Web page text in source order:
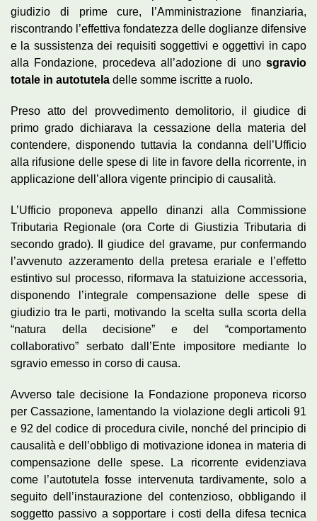
giudizio di prime cure, l’Amministrazione finanziaria,
riscontrando l’effettiva fondatezza delle doglianze difensive
e la sussistenza dei requisiti soggettivi e oggettivi in capo
alla Fondazione, procedeva all’adozione di uno sgravio
totale in autotutela delle somme iscritte a ruolo.
Preso atto del provvedimento demolitorio, il giudice di
primo grado dichiarava la cessazione della materia del
contendere, disponendo tuttavia la condanna dell’Ufficio
alla rifusione delle spese di lite in favore della ricorrente, in
applicazione dell’allora vigente principio di causalità.
L’Ufficio proponeva appello dinanzi alla Commissione
Tributaria Regionale (ora Corte di Giustizia Tributaria di
secondo grado). Il giudice del gravame, pur confermando
l’avvenuto azzeramento della pretesa erariale e l’effetto
estintivo sul processo, riformava la statuizione accessoria,
disponendo l’integrale compensazione delle spese di
giudizio tra le parti, motivando la scelta sulla scorta della
“natura della decisione” e del “comportamento
collaborativo” serbato dall’Ente impositore mediante lo
sgravio emesso in corso di causa.
Avverso tale decisione la Fondazione proponeva ricorso
per Cassazione, lamentando la violazione degli articoli 91
e 92 del codice di procedura civile, nonché del principio di
causalità e dell’obbligo di motivazione idonea in materia di
compensazione delle spese. La ricorrente evidenziava
come l’autotutela fosse intervenuta tardivamente, solo a
seguito dell’instaurazione del contenzioso, obbligando il
soggetto passivo a sopportare i costi della difesa tecnica